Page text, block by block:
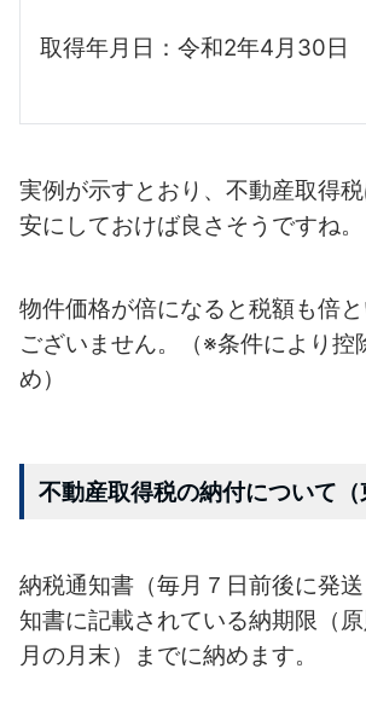
取得年月日：令和2年4月30日
実例が示すとおり、不動産取得
安にしておけば良さそうですね。
物件価格が倍になると税額も倍
ございません。
（※条件により
め）
不動産取得税の納付について（
納税通知書（毎月７日前後に発
知書に記載されている納期限 （
月の月末）までに納めます。